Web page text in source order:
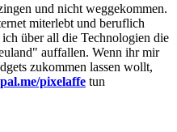
und nicht weggekommen.
miterlebt und beruflich
über all die Technologien die
auffallen. Wenn ihr mir
zukommen lassen wollt,
pixelaffe tun